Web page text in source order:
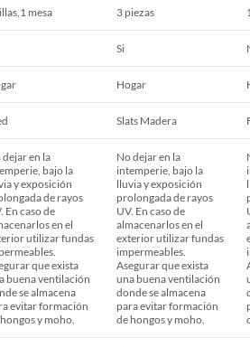
mesa 3 piezas
Si
Hogar
Slats Madera
dejar en la
bajo la
y exposición
de rayos
En caso de
en el
utilizar fundas
que exista
buena ventilación
se almacena
evitar formación
y moho.
No dejar en la
intemperie, bajo la
lluvia y exposición
prolongada de rayos
UV. En caso de
almacenarlos en el
exterior utilizar fundas
impermeables.
Asegurar que exista
una buena ventilación
donde se almacena
para evitar formación
de hongos y moho.